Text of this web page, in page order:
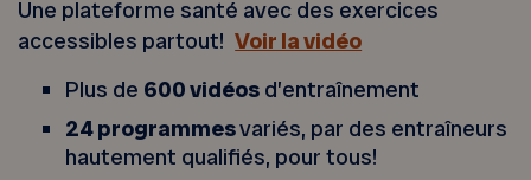
Une plateforme santé avec des exercices
accessibles partout!Voir la vidéo
Plus de 600 vidéos d’entraînement
24 programmesvariés, par des entraîneurs
hautement qualifiés, pour tous!